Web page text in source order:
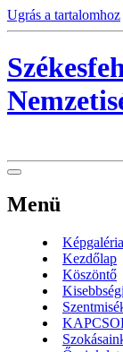
Ugrás a tartalomhoz
Menü
Képgaléria
Kezdőlap
Köszöntő